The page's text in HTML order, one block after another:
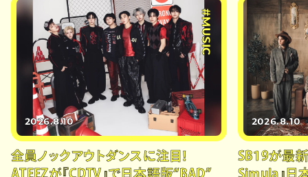
#MUSIC
2026.8.10
全員ノックアウトダンスに注目！
ATEEZが『CDTV』で日本語版“BAD”
2026.8.10
SB19が最
Simula』日